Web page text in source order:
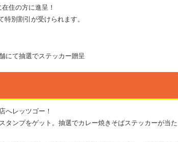
住の方に進呈！
別割引が受けられます。
にて抽選でステッカー贈呈
へレッツゴー！
タンプをゲット。抽選でカレー焼きそばステッカーが当た